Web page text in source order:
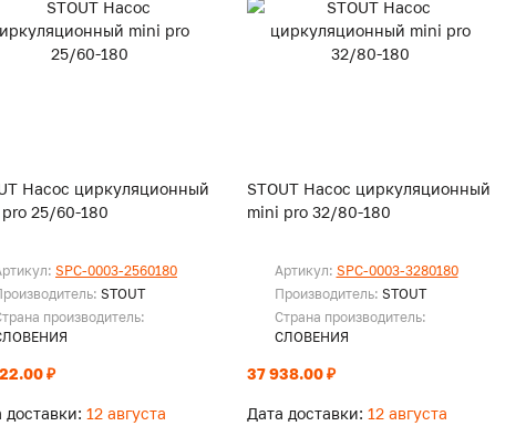
Насос циркуляционный
25/60-180
SPC-0003-2560180
STOUT
производитель:
₽
доставки: 12 августа
STOUT Насос циркуляционный
mini pro 32/80-180
Артикул: SPC-0003-3280180
Производитель: STOUT
Страна производитель:
СЛОВЕНИЯ
37 938.00 ₽
Дата доставки: 12 августа